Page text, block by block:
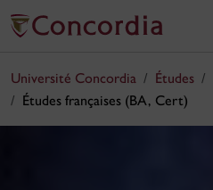
Université Concordia Études
Études françaises (BA, Cert)